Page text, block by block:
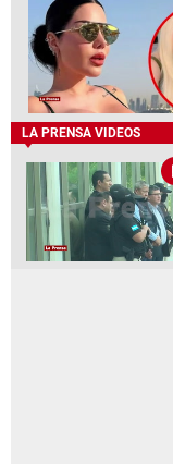
LA PRENSA VIDEOS